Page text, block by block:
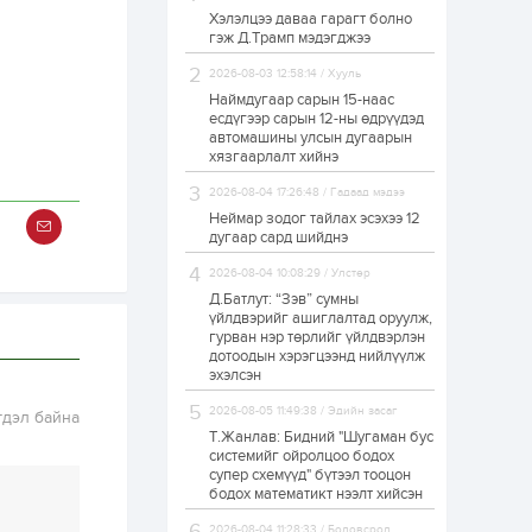
байна
Өнгөрсөн сард
1,439.2 кг үнэт
металл худалдан
авчээ
23 цаг 0
Б.Найдалаа: Энэ
өвөл илүү хүнд байж
магадгүй учир төр,
эрчим хүчний
байгууллагууд, иргэд
бэлтгэлээ...
1 өдөр
Өнөөдөр сондгой
тоогоор төгссөн
автомашинтай иргэд
бензин авна
ЗГ: Шатахууны
хангамж,
нийлүүлэлтийг
тогтворжуулах
асуудлыг хэлэлцэж
байна
1 өдөр 0
Хэлэлцээ даваа гарагт болно
гэж Д.Трамп мэдэгджээ
2026-08-03 12:58:14 / Хууль
Наймдугаар сарын 15-наас
есдүгээр сарын 12-ны өдрүүдэд
автомашины улсын дугаарын
хязгаарлалт хийнэ
2026-08-04 17:26:48 / Гадаад мэдээ
Неймар зодог тайлах эсэхээ 12
дугаар сард шийднэ
2026-08-04 10:08:29 / Улстөр
Д.Батлут: “Зэв” сумны
үйлдвэрийг ашиглалтад оруулж,
гурван нэр төрлийг үйлдвэрлэн
дотоодын хэрэгцээнд нийлүүлж
эхэлсэн
2026-08-05 11:49:38 / Эдийн засаг
Т.Жанлав: Бидний "Шугаман бус
системийг ойролцоо бодох
супер схемүүд" бүтээл тооцон
бодох математикт нээлт хийсэн